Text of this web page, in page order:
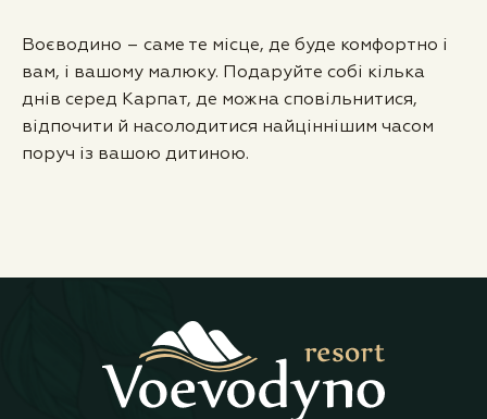
Воєводино – саме те місце, де буде комфортно і
вам, і вашому малюку. Подаруйте собі кілька
днів серед Карпат, де можна сповільнитися,
відпочити й насолодитися найціннішим часом
поруч із вашою дитиною.